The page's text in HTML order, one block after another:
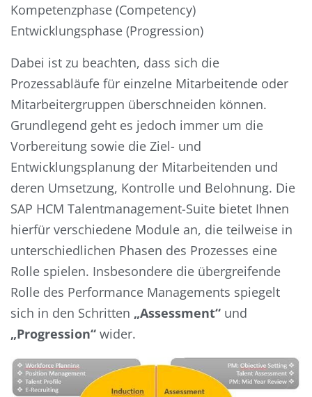
Kompetenzphase (Competency)
Entwicklungsphase (Progression)
Dabei ist zu beachten, dass sich die
Prozessabläufe für einzelne Mitarbeitende oder
Mitarbeitergruppen überschneiden können.
Grundlegend geht es jedoch immer um die
Vorbereitung sowie die Ziel- und
Entwicklungsplanung der Mitarbeitenden und
deren Umsetzung, Kontrolle und Belohnung. Die
SAP HCM Talentmanagement-Suite bietet Ihnen
hierfür verschiedene Module an, die teilweise in
unterschiedlichen Phasen des Prozesses eine
Rolle spielen. Insbesondere die übergreifende
Rolle des Performance Managements spiegelt
sich in den Schritten „Assessment“ und
„Progression“ wider.